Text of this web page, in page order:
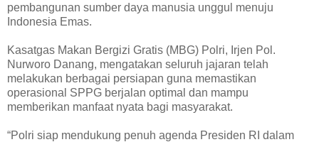
pembangunan sumber daya manusia unggul menuju
Indonesia Emas.
Kasatgas Makan Bergizi Gratis (MBG) Polri, Irjen Pol.
Nurworo Danang, mengatakan seluruh jajaran telah
melakukan berbagai persiapan guna memastikan
operasional SPPG berjalan optimal dan mampu
memberikan manfaat nyata bagi masyarakat.
“Polri siap mendukung penuh agenda Presiden RI dalam